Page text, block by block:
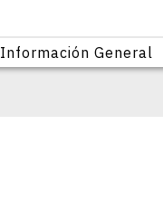
Información General